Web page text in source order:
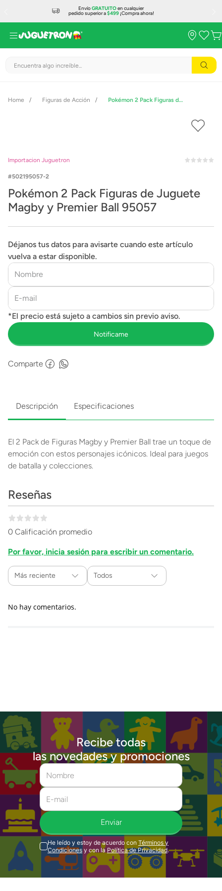
EnvíoGRATUITOen cualquier
pedido superior a$499¡Compra ahora!
Encuentra algo increíble...
Figuras de Acción Pokémon 2 Pack Figuras de Juguete Magby y Premier Ball 95057
Importacion Juguetron
502195057-2
Pokémon 2 Pack Figuras de Juguete
Magby y Premier Ball 95057
Déjanos tus datos para avisarte cuando este artículo
vuelva a estar disponible.
Comparte
Descripción Especificaciones
El 2 Pack de Figuras Magby y Premier Ball trae un toque de
emoción con estos personajes icónicos. Ideal para juegos
de batalla y colecciones.
Reseñas
0 Calificación promedio
Por favor, inicia sesión para escribir un comentario.
Más reciente Todos
No hay comentarios.
Recibe todas
las novedades y promociones
Enviar
He leído y estoy de acuerdo con Términos y
Condiciones y con la Política de Privacidad.